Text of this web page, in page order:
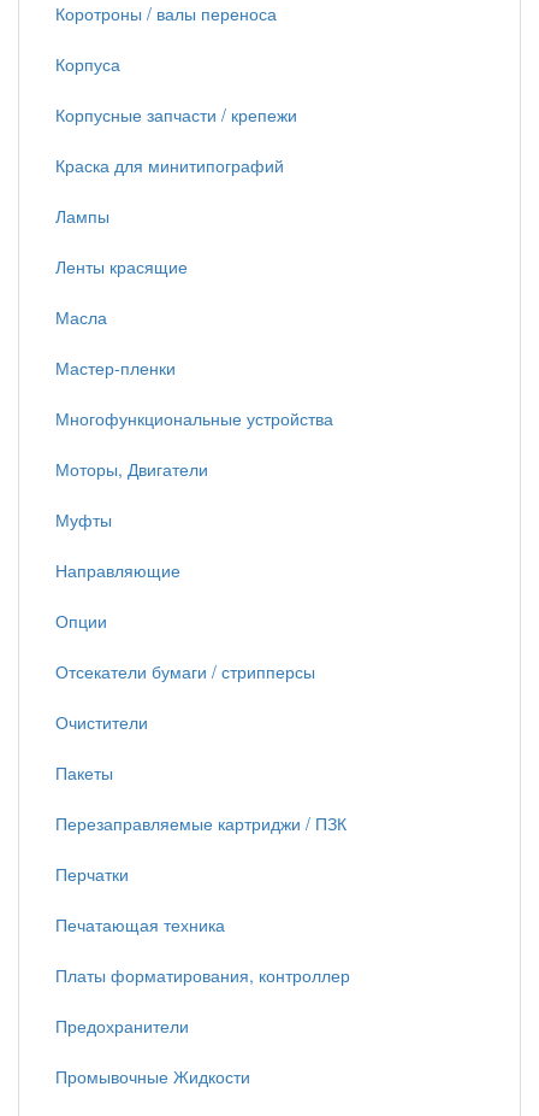
Коротроны / валы переноса
Корпуса
Корпусные запчасти / крепежи
Краска для минитипографий
Лампы
Ленты красящие
Масла
Мастер-пленки
Многофункциональные устройства
Моторы, Двигатели
Муфты
Направляющие
Опции
Отсекатели бумаги / стрипперсы
Очистители
Пакеты
Перезаправляемые картриджи / ПЗК
Перчатки
Печатающая техника
Платы форматирования, контроллер
Предохранители
Промывочные Жидкости